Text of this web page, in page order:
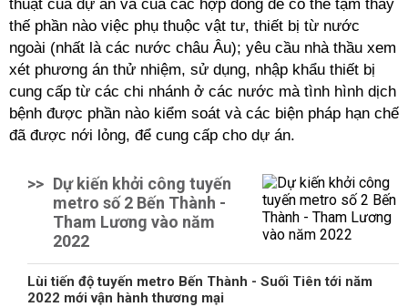
thuật của dự án và của các hợp đồng để có thể tạm thay
thế phần nào việc phụ thuộc vật tư, thiết bị từ nước
ngoài (nhất là các nước châu Âu); yêu cầu nhà thầu xem
xét phương án thử nhiệm, sử dụng, nhập khẩu thiết bị
cung cấp từ các chi nhánh ở các nước mà tình hình dịch
bệnh được phần nào kiểm soát và các biện pháp hạn chế
đã được nới lỏng, để cung cấp cho dự án.
>> Dự kiến khởi công tuyến
metro số 2 Bến Thành -
Tham Lương vào năm
2022
Lùi tiến độ tuyến metro Bến Thành - Suối Tiên tới năm
2022 mới vận hành thương mại